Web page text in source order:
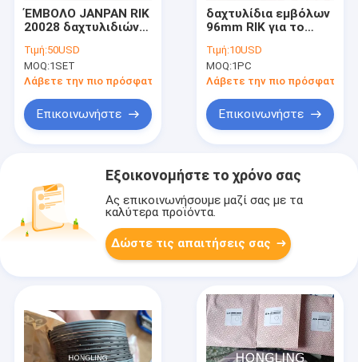
ΈΜΒΟΛΟ JANPAN RIK
20028 δαχτυλιδιών
ME999952 RIK
Τιμή:50USD
MOQ:1SET
Λάβετε την πιο πρόσφατη τιμή
Επικοινωνήστε
δαχτυλίδια εμβόλων
96mm RIK για το
εμβόλων της Nissan
Td42 αγγελία-3
No.12033-06j10
Τιμή:10USD
MOQ:1PC
Λάβετε την πιο πρόσφατη
Επικοινωνήστε
Εξοικονομήστε το χρόνο σας
Ας επικοινωνήσουμε μαζί σας με τα
καλύτερα προϊόντα.
Δώστε τις απαιτήσεις σας